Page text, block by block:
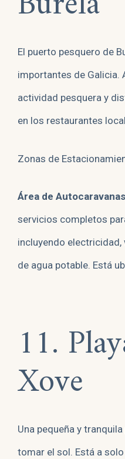
El puerto pesquero de
importantes de Galicia.
actividad pesquera y
en los restaurantes
Zonas de
Área de
servicios completos
incluyendo
de agua potable. Está
11.
Xove
Una pequeña y
tomar el sol. Está a